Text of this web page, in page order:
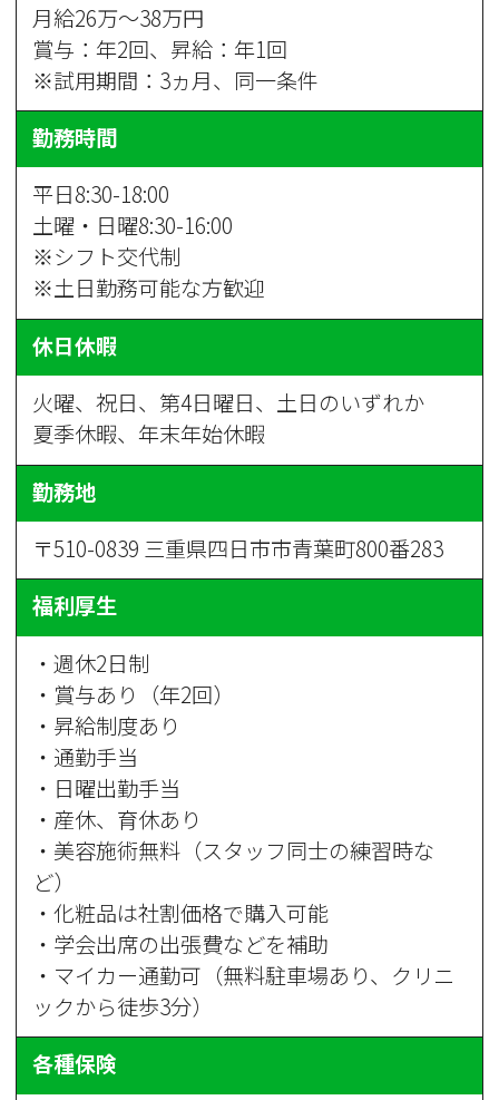
月給26万～38万円
賞与：年2回、昇給：年1回
※試用期間：3ヵ月、同一条件
勤務時間
平日8:30-18:00
土曜・日曜8:30-16:00
※シフト交代制
※土日勤務可能な方歓迎
休日休暇
火曜、祝日、第4日曜日、土日のいずれか
夏季休暇、年末年始休暇
勤務地
〒510-0839 三重県四日市市青葉町800番283
福利厚生
・週休2日制
・賞与あり（年2回）
・昇給制度あり
・通勤手当
・日曜出勤手当
・産休、育休あり
・美容施術無料（スタッフ同士の練習時な
ど）
・化粧品は社割価格で購入可能
・学会出席の出張費などを補助
・マイカー通勤可（無料駐車場あり、クリニ
ックから徒歩3分）
各種保険